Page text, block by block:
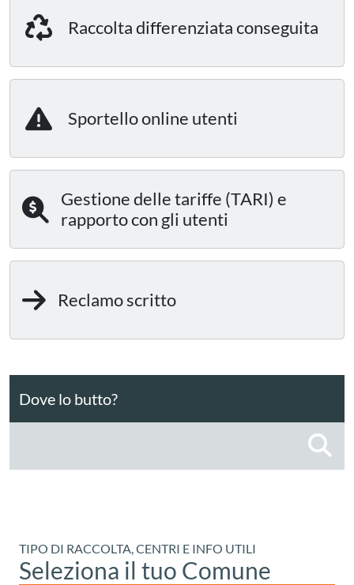
Raccolta differenziata conseguita
Sportello online utenti
Gestione delle tariffe (TARI) e
rapporto con gli utenti
Reclamo scritto
Dove lo butto?
TIPO DI RACCOLTA, CENTRI E INFO UTILI
Seleziona il tuo Comune